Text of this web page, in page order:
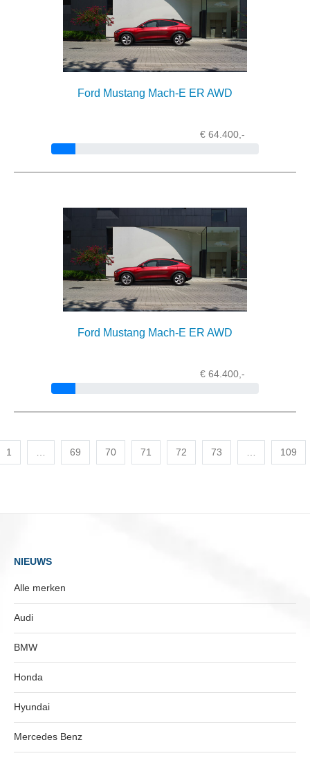
Ford Mustang Mach-E ER AWD
€ 64.400,-
Ford Mustang Mach-E ER AWD
€ 64.400,-
1 69 70 71 72 73 109
NIEUWS
Alle merken
Audi
BMW
Honda
Hyundai
Mercedes Benz